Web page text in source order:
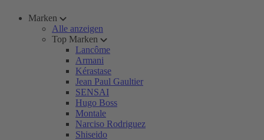
Marken
Alle anzeigen
Top Marken
Lancôme
Armani
Kérastase
Jean Paul Gaultier
SENSAI
Hugo Boss
Montale
Narciso Rodriguez
Shiseido